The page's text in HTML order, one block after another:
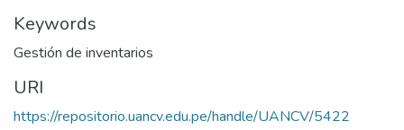
Keywords
Gestión de inventarios
URI
https://repositorio.uancv.edu.pe/handle/UANCV/5422